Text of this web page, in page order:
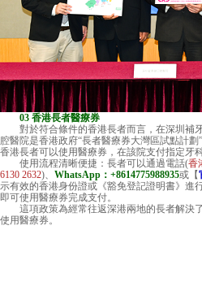
03 香港長者醫療券
對於符合條件的香港長者而言，在深圳補牙
腔醫院是香港政府“長者醫療券大灣區試點計
香港長者可以使用醫療券，在該院支付指定牙
使用流程清晰便捷：長者可以通過電話(香
6130 2632)、 WhatsApp：+8614775988935或【
示有效的香港身份證或《豁免登記證明書》進
即可使用醫療券完成支付。
這項政策為經常往返深港兩地的長者解決
使用醫療券。